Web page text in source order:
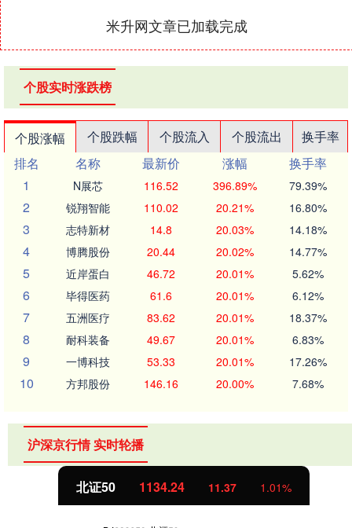
米升网文章已加载完成
个股实时涨跌榜
个股涨幅 个股跌幅 个股流入 个股流出
换手率
排名
名称 最新价 涨幅
换手率
1
N展芯 116.52 396.89% 79.39%
2 锐翔智能 110.02 20.21% 16.80%
3 志特新材 14.8 20.03% 14.18%
4 博腾股份 20.44 20.02% 14.77%
5 近岸蛋白 46.72 20.01% 5.62%
6 毕得医药 61.6 20.01% 6.12%
7 五洲医疗 83.62 20.01% 18.37%
8 耐科装备 49.67 20.01% 6.83%
9 一博科技 53.33 20.01% 17.26%
10 方邦股份 146.16 20.00% 7.68%
沪深京行情 实时轮播
北证50 1134.24 11.37 1.01%